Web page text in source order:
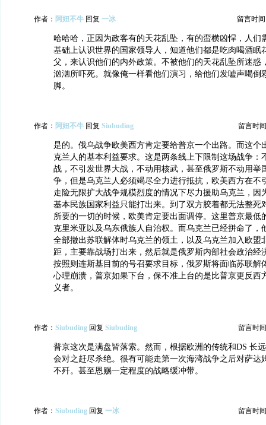
作者： 阿妞不牛 回复 一冰 留言时间
哈哈哈，正因为政客有的天花乱坠，有的蛮横凶悍，人们
基础上认识世界的国家领导人，知道他们都是吃肉喝酒眠
父，来认识他们的内外政策。不被他们的天花乱坠所迷惑
汹汹所吓死。就像俺一样看他们演习，给他们发嘘声喝倒
脚。
作者： 阿妞不牛 回复 Siubuding 留言时
是的。俄乌战争欧美西方肯定要给普京一个出路。而这个
克兰人的基本利益要求。这是两条线上下限制这场战争：
战，不引发世界大战，不动用核武，甚至俄罗斯不动用举
争，但是乌克兰人必须竭尽全力进行抵抗，欧美西方在不
走险无限扩大战争规模烈度的情况下尽力援助乌克兰，因
基本民族国家利益只能打出来。到了双方胶着都无法整死
所要的一切的时候，欧美肯定要出面调停。这里普京最低
克里米亚以及乌东俄族人自治权。而乌克兰已经拼命了，
全部撤出苏联解体时乌克兰的领土，以及乌克兰加入欧盟
距，主要靠战场打出来，然后就是俄罗斯内部社会政治经
按照则连斯基目前的号召要求目标，俄罗斯将面临苏联解
心理崩溃，普京如果下台，保不准上台的是比普京更反西
义者。
作者： Siubuding 回复 Siubuding 留言时
普京这次是满盘皆落索。然而，根据欧洲的传统和DS 长
会对之赶尽杀绝。很有可能走第一次海湾战争之后对萨达
不歼。甚至恩赐一定程度的战略缓冲带。
作者： Siubuding 回复 一冰 留言时